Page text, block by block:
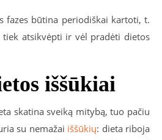
fazes būtina periodiškai kartoti, t.
atsikvėpti ir vėl pradėti dietos
iššūkiai
skatina sveiką mitybą, tuo pačiu
su nemažai iššūkių: dieta riboja